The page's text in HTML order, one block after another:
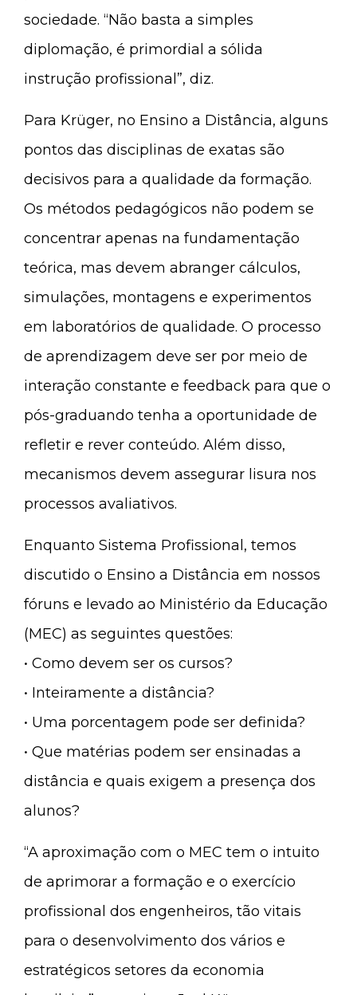
sociedade. “Não basta a simples
diplomação, é primordial a sólida
instrução profissional”, diz.
Para Krüger, no Ensino a Distância, alguns
pontos das disciplinas de exatas são
decisivos para a qualidade da formação.
Os métodos pedagógicos não podem se
concentrar apenas na fundamentação
teórica, mas devem abranger cálculos,
simulações, montagens e experimentos
em laboratórios de qualidade. O processo
de aprendizagem deve ser por meio de
interação constante e feedback para que o
pós-graduando tenha a oportunidade de
refletir e rever conteúdo. Além disso,
mecanismos devem assegurar lisura nos
processos avaliativos.
Enquanto Sistema Profissional, temos
discutido o Ensino a Distância em nossos
fóruns e levado ao Ministério da Educação
(MEC) as seguintes questões:
• Como devem ser os cursos?
• Inteiramente a distância?
• Uma porcentagem pode ser definida?
• Que matérias podem ser ensinadas a
distância e quais exigem a presença dos
alunos?
“A aproximação com o MEC tem o intuito
de aprimorar a formação e o exercício
profissional dos engenheiros, tão vitais
para o desenvolvimento dos vários e
estratégicos setores da economia